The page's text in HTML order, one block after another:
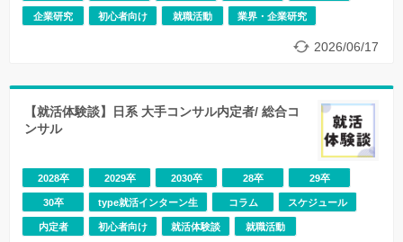
2026/06/17
企業研究 初心者向け 就職活動 業界・企業研究
【就活体験談】日系 大手コンサル内定者/ 総合コ
ンサル
2028卒 2029卒 2030卒 28卒 29卒
30卒 type就活インターン生 コラム スケジュール
内定者 初心者向け 就活体験談 就職活動